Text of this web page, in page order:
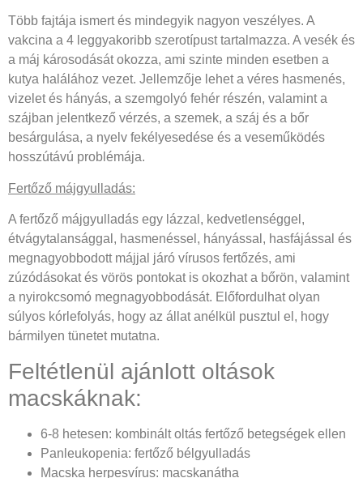
Több fajtája ismert és mindegyik nagyon veszélyes. A
vakcina a 4 leggyakoribb szerotípust tartalmazza. A vesék és
a máj károsodását okozza, ami szinte minden esetben a
kutya halálához vezet. Jellemzője lehet a véres hasmenés,
vizelet és hányás, a szemgolyó fehér részén, valamint a
szájban jelentkező vérzés, a szemek, a száj és a bőr
besárgulása, a nyelv fekélyesedése és a veseműködés
hosszútávú problémája.
Fertőző májgyulladás:
A fertőző májgyulladás egy lázzal, kedvetlenséggel,
étvágytalansággal, hasmenéssel, hányással, hasfájással és
megnagyobbodott májjal járó vírusos fertőzés, ami
zúzódásokat és vörös pontokat is okozhat a bőrön, valamint
a nyirokcsomó megnagyobbodását. Előfordulhat olyan
súlyos kórlefolyás, hogy az állat anélkül pusztul el, hogy
bármilyen tünetet mutatna.
Feltétlenül ajánlott oltások
macskáknak:
6-8 hetesen: kombinált oltás fertőző betegségek ellen
Panleukopenia: fertőző bélgyulladás
Macska herpesvírus: macskanátha